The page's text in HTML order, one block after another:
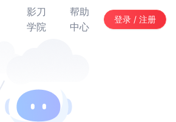
影刀
学院
帮助
中心
登录 / 注册